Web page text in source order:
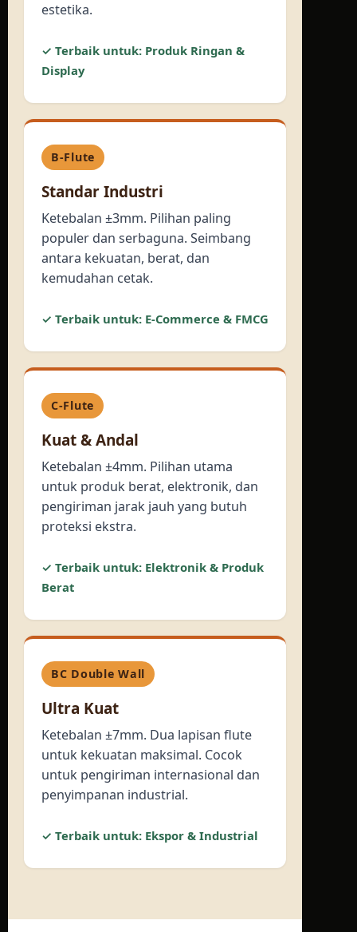
estetika.
✓ Terbaik untuk: Produk Ringan &
Display
B-Flute
Standar Industri
Ketebalan ±3mm. Pilihan paling
populer dan serbaguna. Seimbang
antara kekuatan, berat, dan
kemudahan cetak.
✓ Terbaik untuk: E-Commerce & FMCG
C-Flute
Kuat & Andal
Ketebalan ±4mm. Pilihan utama
untuk produk berat, elektronik, dan
pengiriman jarak jauh yang butuh
proteksi ekstra.
✓ Terbaik untuk: Elektronik & Produk
Berat
BC Double Wall
Ultra Kuat
Ketebalan ±7mm. Dua lapisan flute
untuk kekuatan maksimal. Cocok
untuk pengiriman internasional dan
penyimpanan industrial.
✓ Terbaik untuk: Ekspor & Industrial